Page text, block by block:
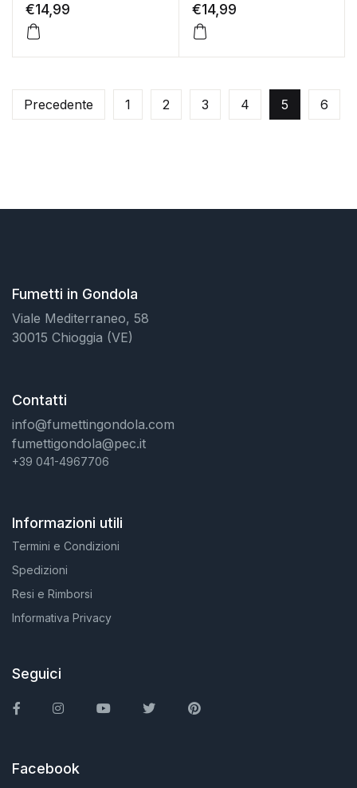
€14,99 €14,99
Precedente 1 2 3 4 5 6
Fumetti in Gondola
Viale Mediterraneo, 58
30015 Chioggia (VE)
Contatti
info@fumettingondola.com
fumettigondola@pec.it
+39 041-4967706
Informazioni utili
Termini e Condizioni
Spedizioni
Resi e Rimborsi
Informativa Privacy
Seguici
FacebookInstagramYou TubeTwitter Pinterest
Facebook